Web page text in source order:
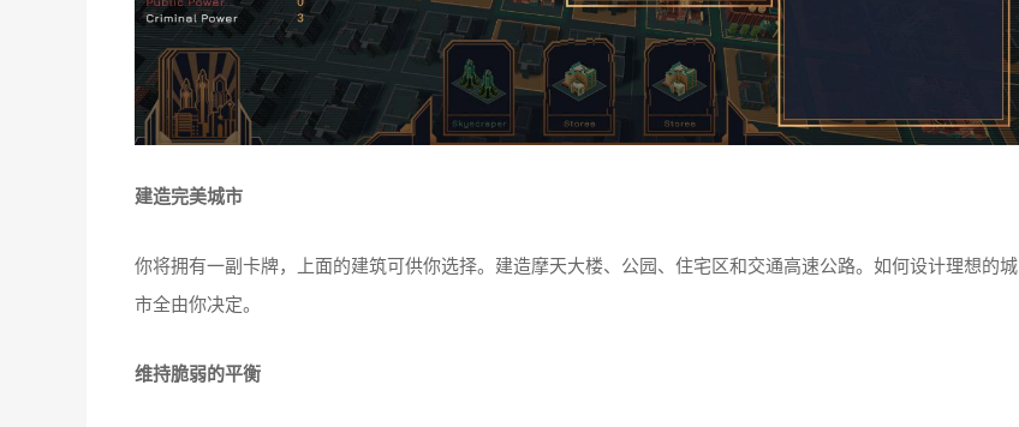
建造完美城市
你将拥有一副卡牌，上面的建筑可供你选择。建造摩天大楼、公园、住宅区和交通高速公路。如何设计理想的城
市全由你决定。
维持脆弱的平衡